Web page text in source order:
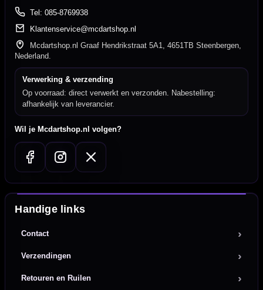
Tel: 085-8769938
Klantenservice@mcdartshop.nl
Mcdartshop.nl Graaf Hendrikstraat 5A1, 4651TB Steenbergen,
Nederland.
Verwerking & verzending
Op voorraad: direct verwerkt en verzonden. Nabestelling:
afhankelijk van leverancier.
Wil je Mcdartshop.nl volgen?
Handige links
Contact
Verzendingen
Retouren en Ruilen